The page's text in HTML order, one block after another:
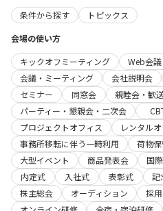
条件から探す
トピックス
会場の使い方
キックオフミーティング
Web会
会議・ミーティング
会社説明会
セミナー
同窓会 親睦会・歓
パーティー・懇親会・二次会
プロジェクトオフィス
レンタル
事務所移転に伴う一時利用
荷物
大型イベント
商品発表会 国
内定式
入社式 表彰式 記
株主総会
オーディション 採